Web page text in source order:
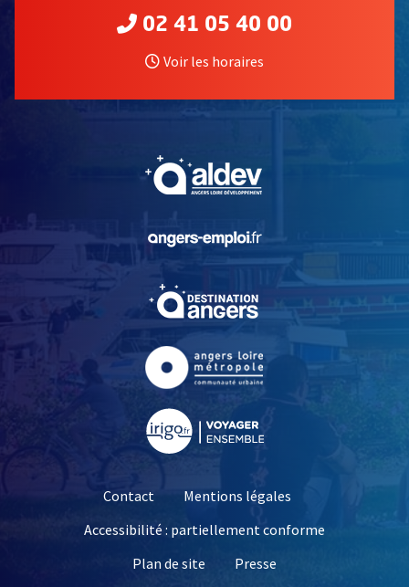
02 41 05 40 00
Voir les horaires
, Ouvre une nouvelle
, Ouvre une nouvelle
Contact
Mentions légales
Accessibilité : partiellement conforme
Plan de site
Presse